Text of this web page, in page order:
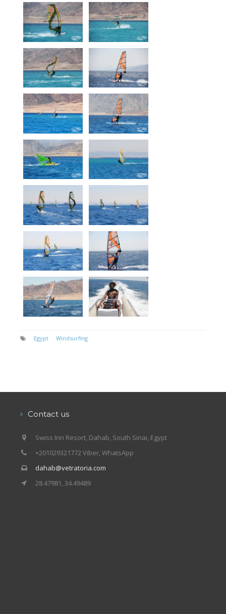
Egypt Windsurfing
Contact us
Swiss Inn Resort, Dahab, South Sinai, Egypt
+201029321772 Viber, WhatsApp
dahab@vetratoria.com
28.47981, 34.49489